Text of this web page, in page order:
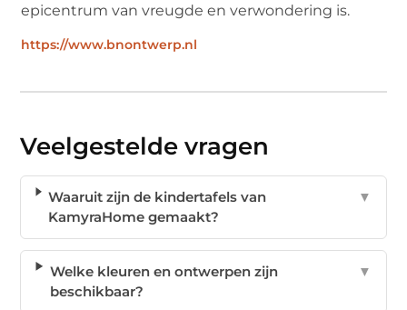
epicentrum van vreugde en verwondering is.
https://www.bnontwerp.nl
Veelgestelde vragen
Waaruit zijn de kindertafels van
KamyraHome gemaakt?
▼
Welke kleuren en ontwerpen zijn
beschikbaar?
▼